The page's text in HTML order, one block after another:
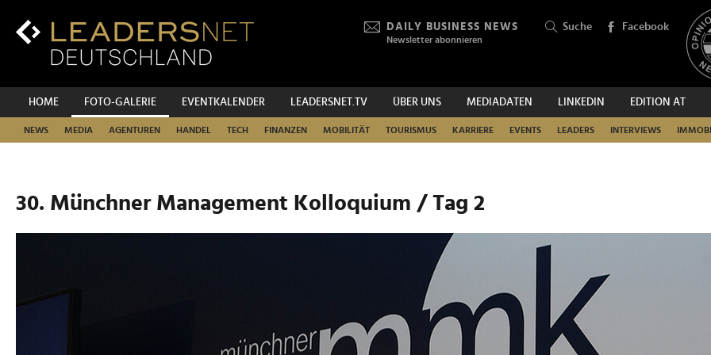
Inhalt
Hauptnavigation
DAILY BUSINESS NEWS
Newsletter abonnieren
Suche Facebook
HOME FOTO-GALERIE EVENTKALENDER LEADERSNET.TV ÜBER UNS MEDIADATEN LINKEDIN EDITION AT
NEWS MEDIA AGENTUREN HANDEL TECH FINANZEN MOBILITÄT TOURISMUS KARRIERE EVENTS LEADERS INTERVIEWS
SUCHEN
30. Münchner Management Kolloquium / Tag 2